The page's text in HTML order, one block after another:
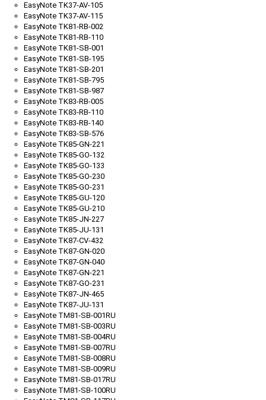
EasyNote TK37-AV-105
EasyNote TK37-AV-115
EasyNote TK81-RB-002
EasyNote TK81-RB-110
EasyNote TK81-SB-001
EasyNote TK81-SB-195
EasyNote TK81-SB-201
EasyNote TK81-SB-795
EasyNote TK81-SB-987
EasyNote TK83-RB-005
EasyNote TK83-RB-110
EasyNote TK83-RB-140
EasyNote TK83-SB-576
EasyNote TK85-GN-221
EasyNote TK85-GO-132
EasyNote TK85-GO-133
EasyNote TK85-GO-230
EasyNote TK85-GO-231
EasyNote TK85-GU-120
EasyNote TK85-GU-210
EasyNote TK85-JN-227
EasyNote TK85-JU-131
EasyNote TK87-CV-432
EasyNote TK87-GN-020
EasyNote TK87-GN-040
EasyNote TK87-GN-221
EasyNote TK87-GO-231
EasyNote TK87-JN-465
EasyNote TK87-JU-131
EasyNote TM81-SB-001RU
EasyNote TM81-SB-003RU
EasyNote TM81-SB-004RU
EasyNote TM81-SB-007RU
EasyNote TM81-SB-008RU
EasyNote TM81-SB-009RU
EasyNote TM81-SB-017RU
EasyNote TM81-SB-100RU